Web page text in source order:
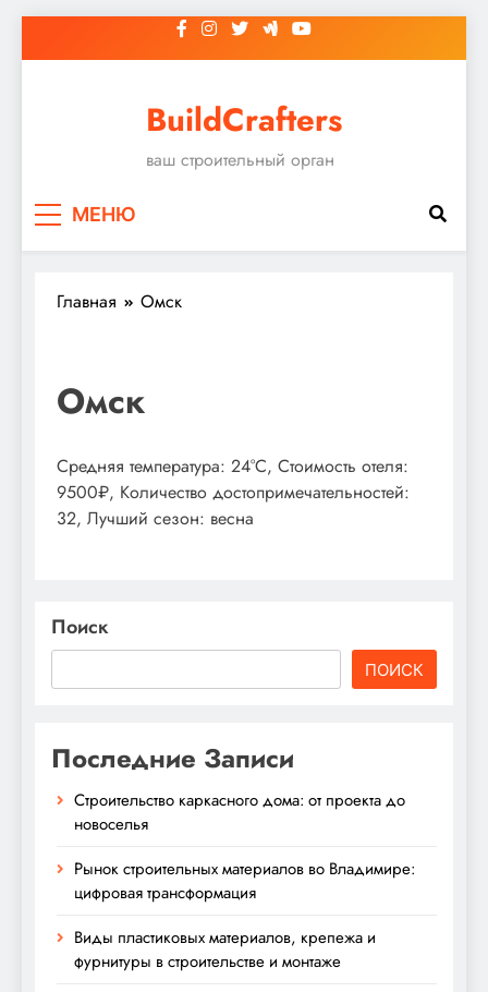
к
BuildCrafters
ваш строительный орган
МЕНЮ
Главная Омск
Омск
Средняя температура: 24°C, Стоимость отеля:
9500₽, Количество достопримечательностей:
32, Лучший сезон: весна
Поиск
ПОИСК
Последние Записи
Строительство каркасного дома: от проекта до
новоселья
Рынок строительных материалов во Владимире:
цифровая трансформация
Виды пластиковых материалов, крепежа и
фурнитуры в строительстве и монтаже